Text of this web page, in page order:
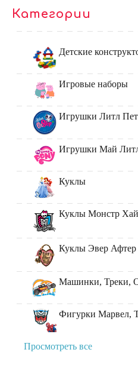
Категории
Детские
Игровые наборы
Игрушки Литл
Игрушки Май
Куклы
Куклы Монстр Хай
Куклы Эвер
Машинки, Треки,
Фигурки Марвел,
Просмотреть все